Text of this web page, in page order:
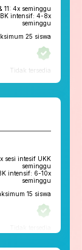
11: 4x seminggu
intensif: 4-8x
seminggu
25 siswa
Tidak tersedia
13x setahun
sesi intesif UKK
seminggu
intensif: 6-10x
seminggu
15 siswa